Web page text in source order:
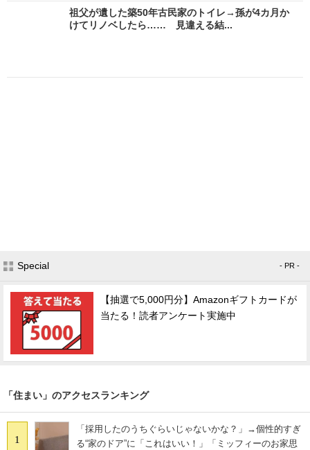
祖父が遺した築50年古民家のトイレ→孫が4カ月か
けてリノベしたら…… 見違える結...
Special - PR -
【抽選で5,000円分】Amazonギフトカードが
当たる！読者アンケート実施中
「住まい」のアクセスランキング
1
「採用したのうちぐらいじゃないかな？」→個性的すぎ
る“家のドア”に「これはいい！」「ミッフィーのお家思